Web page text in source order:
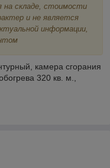
на складе, стоимости
и не является
информации,
камера сгорания
320 кв. м.,